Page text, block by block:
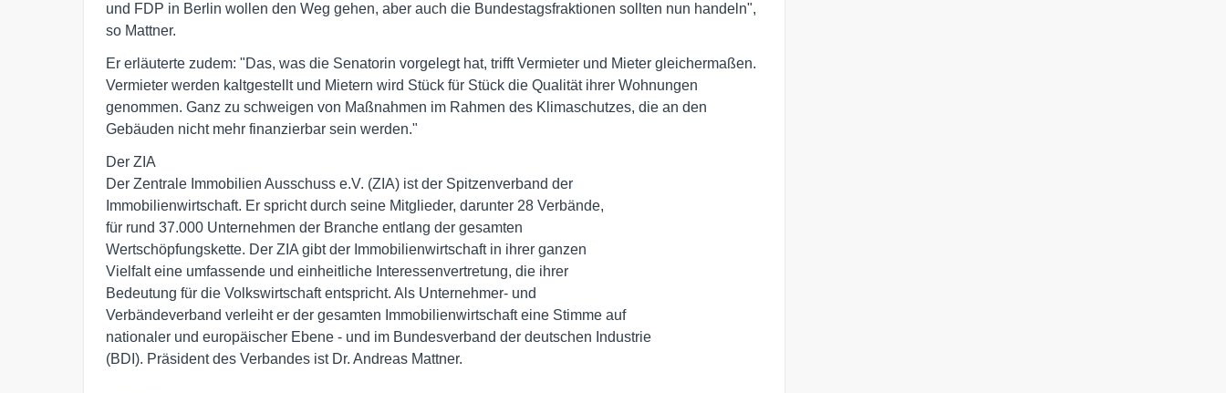
und FDP in Berlin wollen den Weg gehen, aber auch die Bundestagsfraktionen sollten nun handeln",
so Mattner.
Er erläuterte zudem: "Das, was die Senatorin vorgelegt hat, trifft Vermieter und Mieter gleichermaßen.
Vermieter werden kaltgestellt und Mietern wird Stück für Stück die Qualität ihrer Wohnungen
genommen. Ganz zu schweigen von Maßnahmen im Rahmen des Klimaschutzes, die an den
Gebäuden nicht mehr finanzierbar sein werden."
Der ZIA
Der Zentrale Immobilien Ausschuss e.V. (ZIA) ist der Spitzenverband der
Immobilienwirtschaft. Er spricht durch seine Mitglieder, darunter 28 Verbände,
für rund 37.000 Unternehmen der Branche entlang der gesamten
Wertschöpfungskette. Der ZIA gibt der Immobilienwirtschaft in ihrer ganzen
Vielfalt eine umfassende und einheitliche Interessenvertretung, die ihrer
Bedeutung für die Volkswirtschaft entspricht. Als Unternehmer- und
Verbändeverband verleiht er der gesamten Immobilienwirtschaft eine Stimme auf
nationaler und europäischer Ebene - und im Bundesverband der deutschen Industrie
(BDI). Präsident des Verbandes ist Dr. Andreas Mattner.